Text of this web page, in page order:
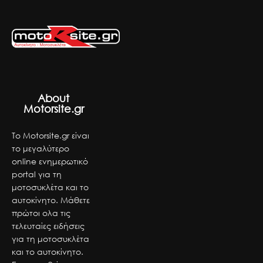
About
Motorsite.gr
Το Motorsite.gr είναι
το μεγαλύτερο
online ενημερωτικό
portal για τη
μοτοσυκλέτα και το
αυτοκίνητο. Μάθετε
πρώτοι ολα τις
τελευταίες ειδήσεις
για τη μοτοσυκλέτα
και το αυτοκίνητο.